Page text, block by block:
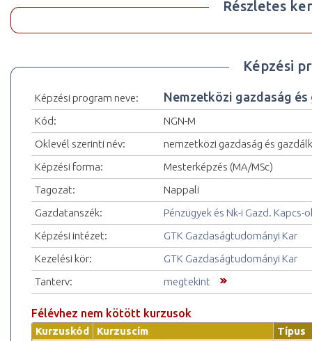
Részletes
Képzési
Képzési program neve: Nemzetközi gazdaság
Kód:
NGN-M
Oklevél szerinti név:
nemzetközi gazdaság és
Képzési forma:
Mesterképzés (MA/MSc)
Tagozat:
Nappali
Gazdatanszék:
Pénzügyek és Nk-i Gazd. Kapcs-
Képzési intézet:
GTK Gazdaságtudományi Kar
Kezelési kör:
GTK Gazdaságtudományi Kar
Tanterv:
megtekint
Félévhez nem kötött kurzusok
Kurzuskód Kurzuscím
Típus